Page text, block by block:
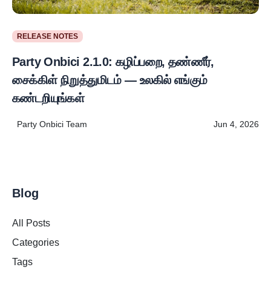
RELEASE NOTES
Party Onbici 2.1.0: கழிப்பறை, தண்ணீர்,
சைக்கிள் நிறுத்துமிடம் — உலகில் எங்கும்
கண்டறியுங்கள்
Party Onbici Team Jun 4, 2026
Blog
All Posts
Categories
Tags